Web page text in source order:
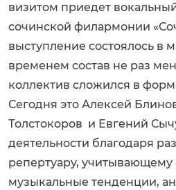
визитом приедет
сочинской филармонии
выступление состоялось в
временем состав не раз
коллектив сложился в
Сегодня это Алексей
Толстокоров и Евгений
деятельности благодаря
репертуару,
музыкальные тенденции,